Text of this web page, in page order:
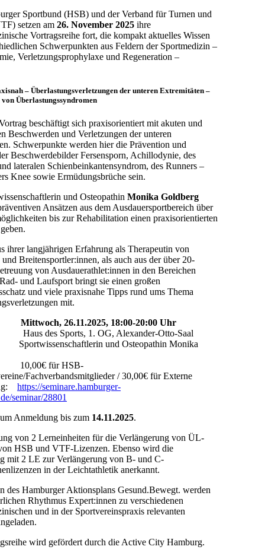
Sportbund (HSB) und der Verband für Turnen und
setzen am 26. November 2025 ihre
Vortragsreihe fort, die kompakt aktuelles Wissen
Schwerpunkten aus Feldern der Sportmedizin –
Verletzungsprophylaxe und Regeneration –
– Überlastungsverletzungen der unteren Extremitäten –
Überlastungssyndromen
beschäftigt sich praxisorientiert mit akuten und
Beschwerden und Verletzungen der unteren
Schwerpunkte werden hier die Prävention und
Beschwerdebilder Fersensporn, Achillodynie, des
lateralen Schienbeinkantensyndrom, des Runners –
Knee sowie Ermüdungsbrüche sein.
und Osteopathin Monika Goldberg
Ansätzen aus dem Ausdauersportbereich über
bis zur Rehabilitation einen praxisorientierten
ihrer langjährigen Erfahrung als Therapeutin von
Breitensportler:innen, als auch aus der über 20-
von Ausdauerathlet:innen in den Bereichen
und Laufsport bringt sie einen großen
und viele praxisnahe Tipps rund ums Thema
mit.
Mittwoch, 26.11.2025, 18:00-20:00 Uhr
des Sports, 1. OG, Alexander-Otto-Saal
und Osteopathin Monika
10,00€ für HSB-
Fachverbandsmitglieder / 30,00€ für Externe
https://seminare.hamburger-
seminar/28801
Anmeldung bis zum 14.11.2025.
von 2 Lerneinheiten für die Verlängerung von ÜL-
HSB und VTF-Lizenzen. Ebenso wird die
mit 2 LE zur Verlängerung von B- und C-
in der Leichtathletik anerkannt.
des Hamburger Aktionsplans Gesund.Bewegt. werden
Rhythmus Expert:innen zu verschiedenen
und in der Sportvereinspraxis relevanten
wird gefördert durch die Active City Hamburg.